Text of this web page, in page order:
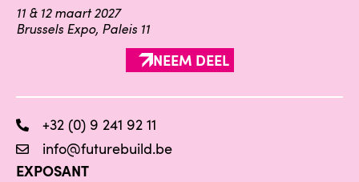
11 & 12 maart 2027
Brussels Expo, Paleis 11
NEEM DEEL
+32 (0) 9 241 92 11
info@futurebuild.be
EXPOSANT